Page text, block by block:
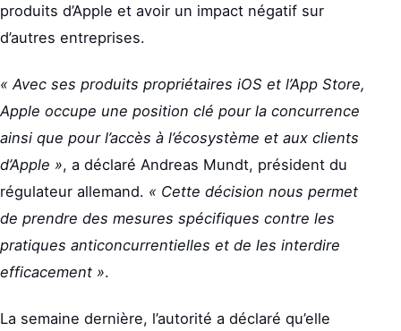
produits d’Apple et avoir un impact négatif sur
d’autres entreprises.
« Avec ses produits propriétaires iOS et l’App Store,
Apple occupe une position clé pour la concurrence
ainsi que pour l’accès à l’écosystème et aux clients
d’Apple », a déclaré Andreas Mundt, président du
régulateur allemand. « Cette décision nous permet
de prendre des mesures spécifiques contre les
pratiques anticoncurrentielles et de les interdire
efficacement ».
La semaine dernière, l’autorité a déclaré qu’elle